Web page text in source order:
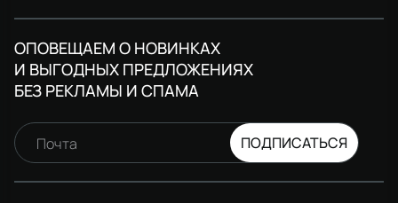
ОПОВЕЩАЕМ О НОВИНКАХ
И ВЫГОДНЫХ ПРЕДЛОЖЕНИЯХ
БЕЗ РЕКЛАМЫ И СПАМА
Почта ПОДПИСАТЬСЯ